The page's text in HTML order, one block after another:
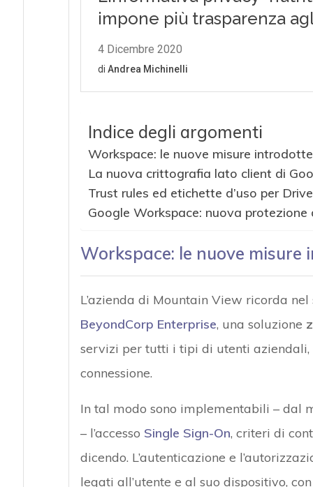
Indice degli argomenti
Workspace: le nuove misure
La nuova crittografia lato client di
Trust rules ed etichette d’uso per Drive
Google Workspace: nuova
Workspace: le nuove
L’azienda di Mountain View ricorda
BeyondCorp Enterprise, una soluzione
servizi per tutti i tipi di utenti
connessione.
In tal modo sono implementabili – dal
– l’accesso Single Sign-On, criteri di
dicendo. L’autenticazione e
legati all’utente e al suo dispositivo,